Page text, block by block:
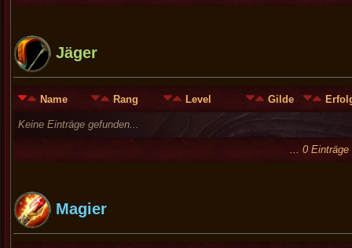
Jäger
Name Rang Level Gilde
Keine Einträge gefunden...
... 0
Magier